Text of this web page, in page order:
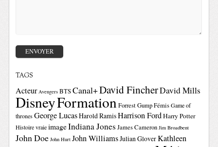
TAGS
Acteur Avengers BTSCanal+David FincherDavid Mills
DisneyFormationForrest GumpFémis Game of
thrones George LucasHarold RamisHarrison FordHarry Potter
Histoire vraie imageIndiana Jones James Cameron Jim Broadbent
John Doe John Hurt John WilliamsJulian GloverKathleen